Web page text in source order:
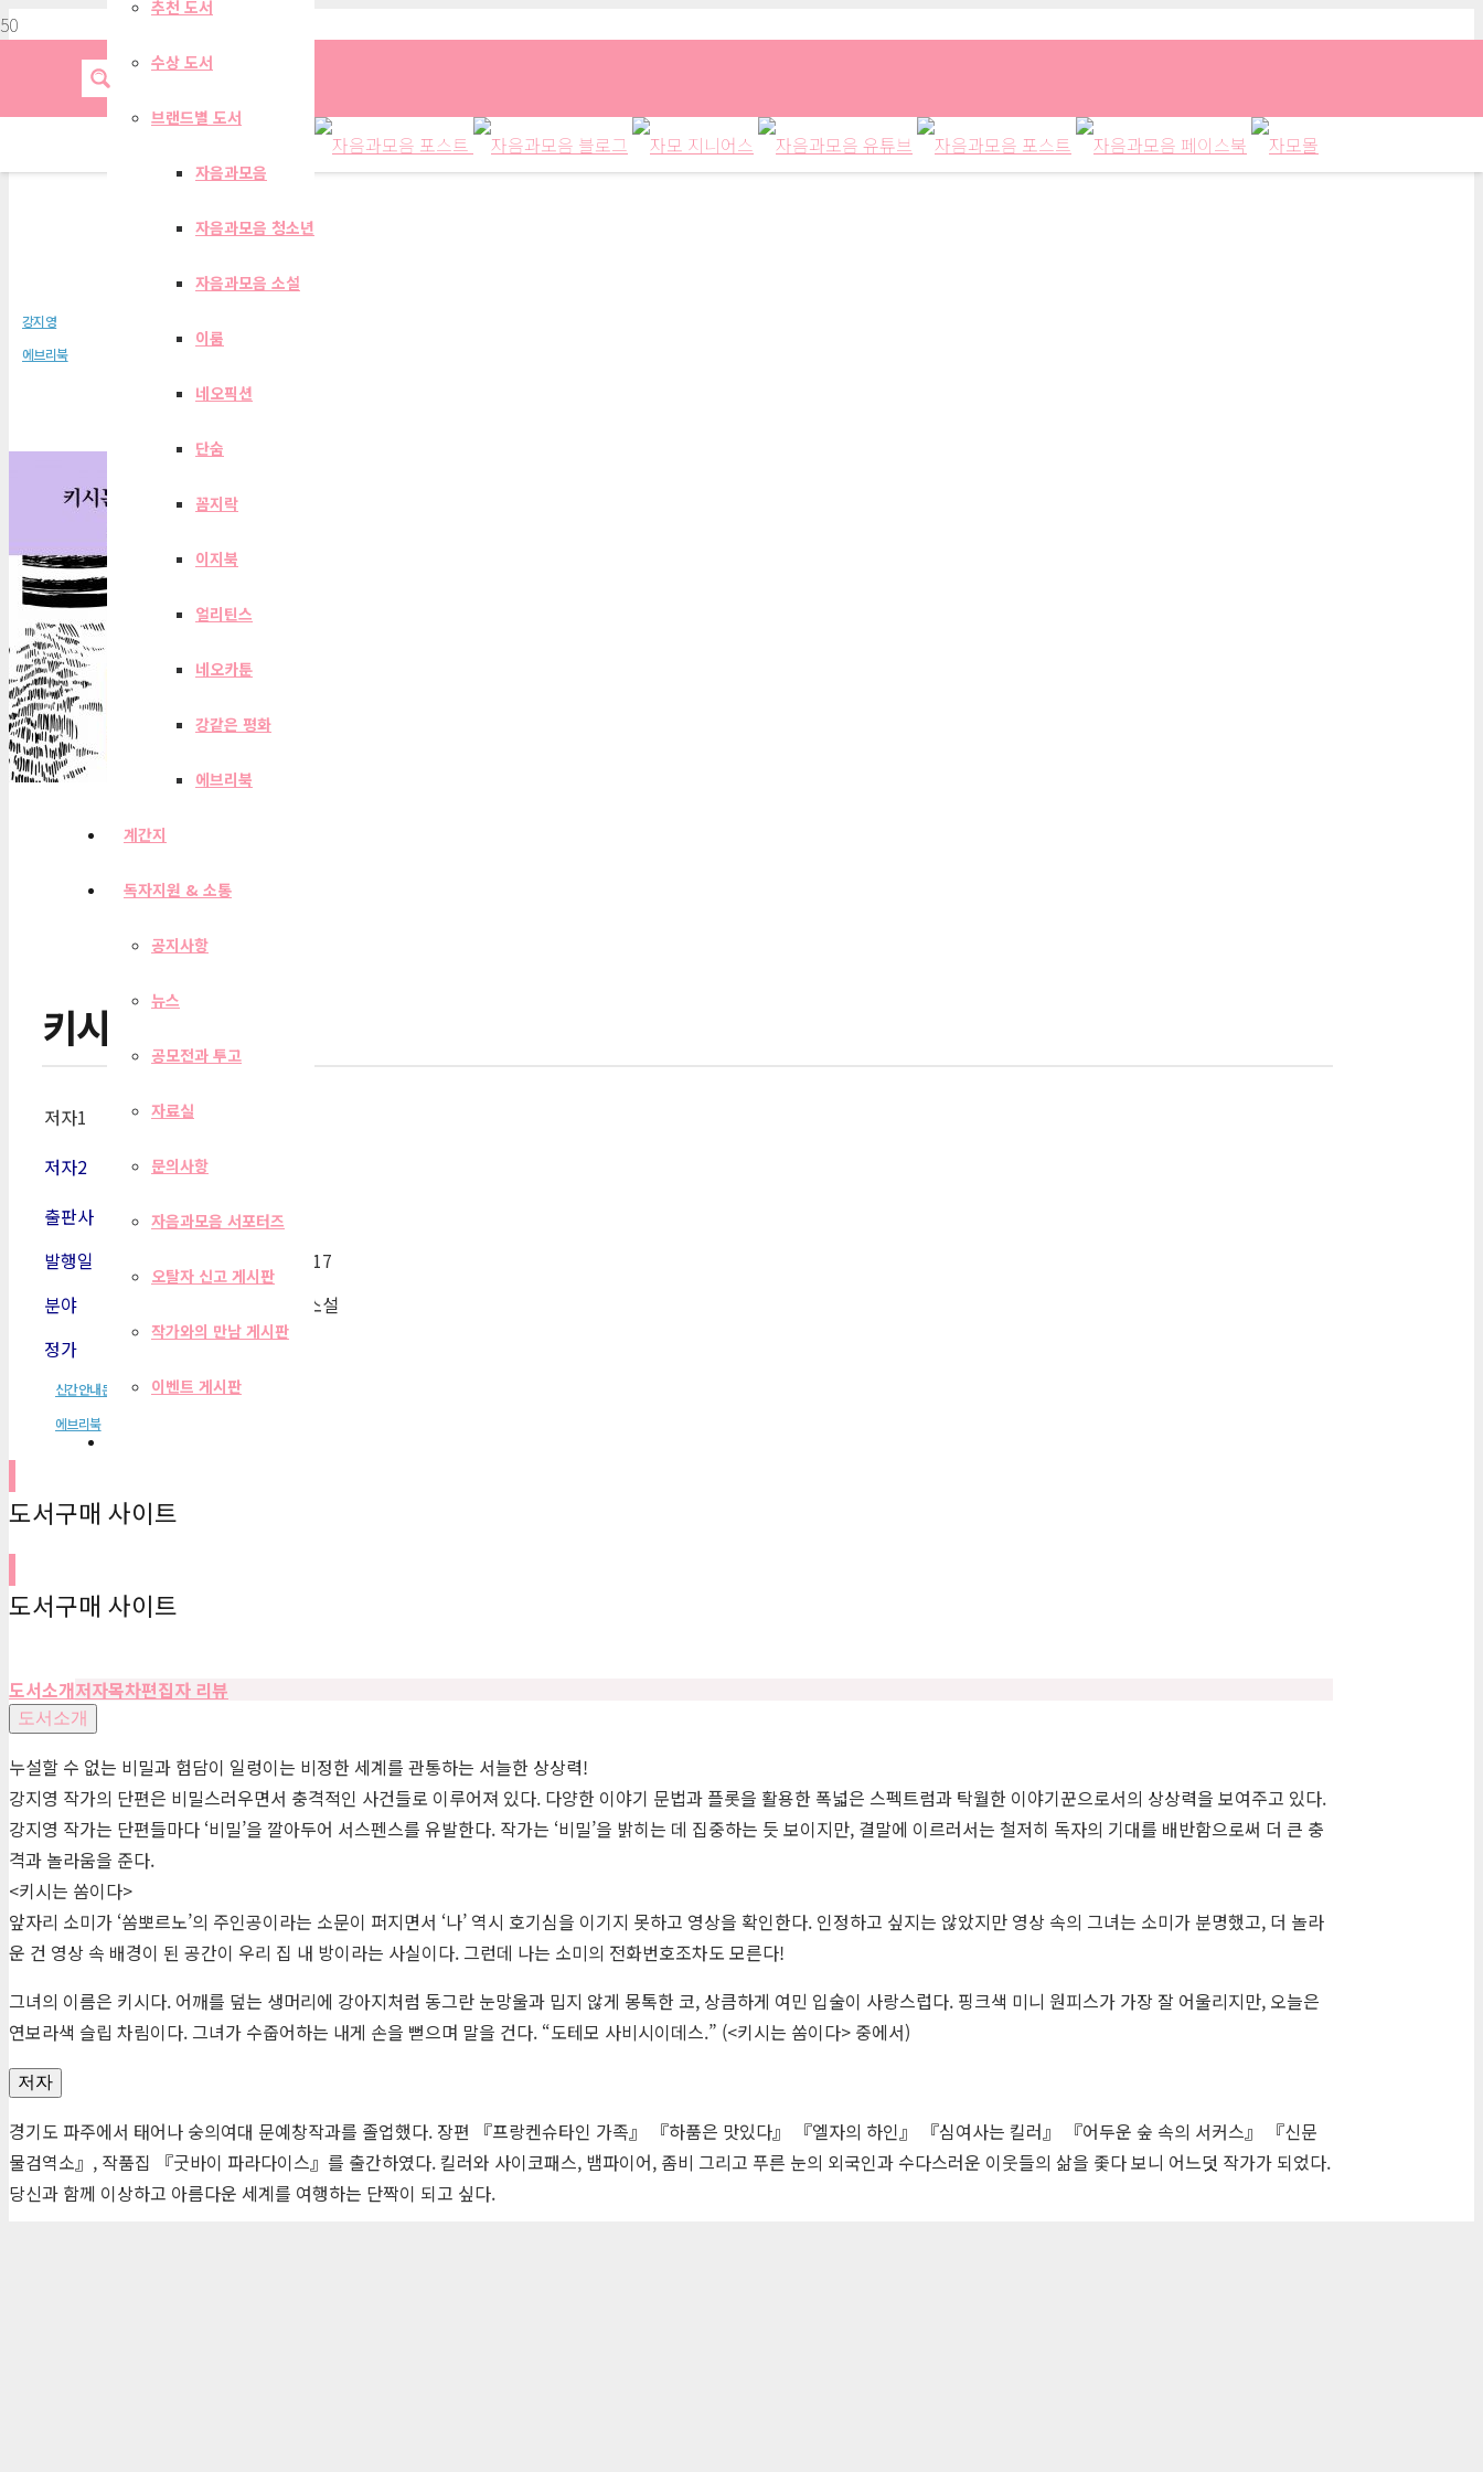
추천 도서
수상 도서
브랜드별 도서
자음과모음
자음과모음 청소년
자음과모음 소설
이룸
네오픽션
단숨
꼼지락
이지북
얼리틴스
네오카툰
강같은 평화
에브리북
계간지
독자지원 & 소통
공지사항
뉴스
공모전과 투고
자료실
문의사항
자음과모음 서포터즈
오탈자 신고 게시판
작가와의 만남 게시판
이벤트 게시판
키시는 쏨이다
강지영
에브리북
키시는 쏨이다
저자1
저자2
출판사
에브리북
발행일
2018-09-17
분야
한국단편소설
정가
2,900원
신간안내문
에브리북
도서구매 사이트
도서구매 사이트
도서소개저자목차편집자 리뷰
도서소개
누설할 수 없는 비밀과 험담이 일렁이는 비정한 세계를 관통하는 서늘한 상상력!
강지영 작가의 단편은 비밀스러우면서 충격적인 사건들로 이루어져 있다. 다양한 이야기 문법과 플롯을 활용한 폭넓은 스펙트럼과 탁월한 이야기꾼으로서의 상상력을 보여주고 있다.
강지영 작가는 단편들마다 ‘비밀’을 깔아두어 서스펜스를 유발한다. 작가는 ‘비밀’을 밝히는 데 집중하는 듯 보이지만, 결말에 이르러서는 철저히 독자의 기대를 배반함으로써 더 큰 충
격과 놀라움을 준다.
<키시는 쏨이다>
앞자리 소미가 ‘쏨뽀르노’의 주인공이라는 소문이 퍼지면서 ‘나’ 역시 호기심을 이기지 못하고 영상을 확인한다. 인정하고 싶지는 않았지만 영상 속의 그녀는 소미가 분명했고, 더 놀라
운 건 영상 속 배경이 된 공간이 우리 집 내 방이라는 사실이다. 그런데 나는 소미의 전화번호조차도 모른다!
그녀의 이름은 키시다. 어깨를 덮는 생머리에 강아지처럼 동그란 눈망울과 밉지 않게 몽톡한 코, 상큼하게 여민 입술이 사랑스럽다. 핑크색 미니 원피스가 가장 잘 어울리지만, 오늘은
연보라색 슬립 차림이다. 그녀가 수줍어하는 내게 손을 뻗으며 말을 건다. “도테모 사비시이데스.” (<키시는 쏨이다> 중에서)
저자
경기도 파주에서 태어나 숭의여대 문예창작과를 졸업했다. 장편 『프랑켄슈타인 가족』 『하품은 맛있다』 『엘자의 하인』 『심여사는 킬러』 『어두운 숲 속의 서커스』 『신문
물검역소』, 작품집 『굿바이 파라다이스』를 출간하였다. 킬러와 사이코패스, 뱀파이어, 좀비 그리고 푸른 눈의 외국인과 수다스러운 이웃들의 삶을 좇다 보니 어느덧 작가가 되었다.
당신과 함께 이상하고 아름다운 세계를 여행하는 단짝이 되고 싶다.